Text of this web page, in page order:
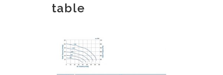
table